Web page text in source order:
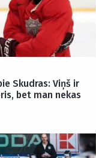
Skudras: Viņš ir
bet man nekas